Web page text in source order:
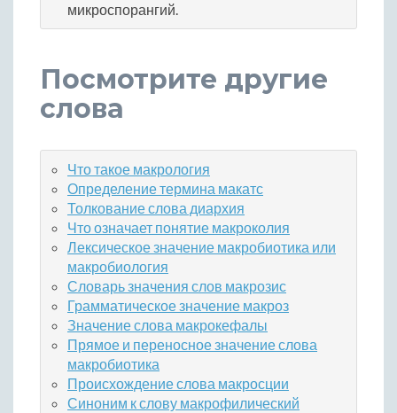
микроспорангий.
Посмотрите другие
слова
Что такое макрология
Определение термина макатс
Толкование слова диархия
Что означает понятие макроколия
Лексическое значение макробиотика или
макробиология
Словарь значения слов макрозис
Грамматическое значение макроз
Значение слова макрокефалы
Прямое и переносное значение слова
макробиотика
Происхождение слова макросции
Синоним к слову макрофилический